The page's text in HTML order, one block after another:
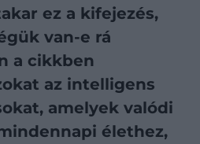
ez a kifejezés,
van-e rá
a cikkben
az intelligens
amelyek valódi
élethez,